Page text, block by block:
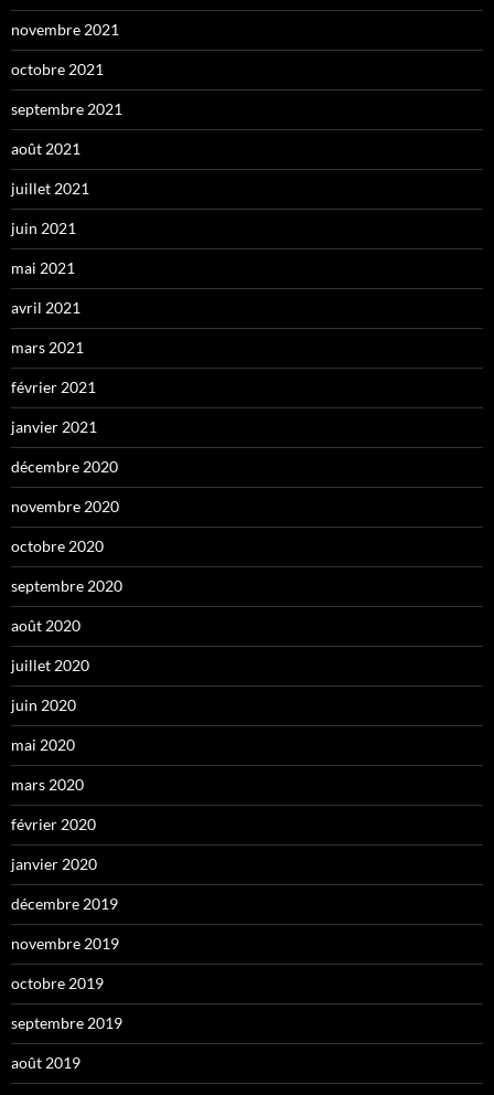
novembre 2021
octobre 2021
septembre 2021
août 2021
juillet 2021
juin 2021
mai 2021
avril 2021
mars 2021
février 2021
janvier 2021
décembre 2020
novembre 2020
octobre 2020
septembre 2020
août 2020
juillet 2020
juin 2020
mai 2020
mars 2020
février 2020
janvier 2020
décembre 2019
novembre 2019
octobre 2019
septembre 2019
août 2019